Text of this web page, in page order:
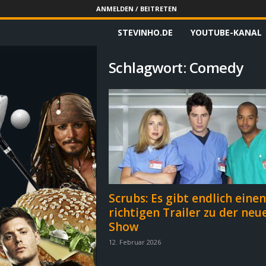
ANMELDEN / BEITRETEN
v
o
.
STEVINHO.DE YOUTUBE-KANAL
Schlagwort: Comedy
Scrubs: Es gibt endlich einen
richtigen Trailer zu der
Show
12. Februar 2026